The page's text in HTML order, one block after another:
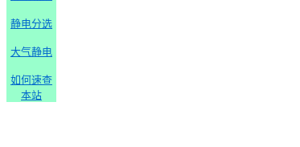
静电分选
大气静电
如何速查
本站